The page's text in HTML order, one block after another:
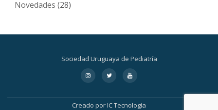
Novedades (28)
Sociedad Uruguaya de Pediatría
secundario
fa-
instagram
fa-
twitter
fa-
youtube
Creado porIC Tecnología